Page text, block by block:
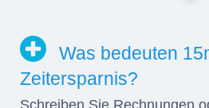
Was bedeuten
Zeitersparnis?
Schreiben Sie Rechnungen